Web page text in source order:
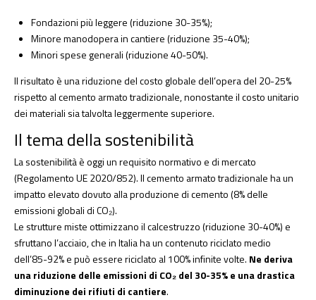
Fondazioni più leggere (riduzione 30-35%);
Minore manodopera in cantiere (riduzione 35-40%);
Minori spese generali (riduzione 40-50%).
Il risultato è una riduzione del costo globale dell’opera del 20-25%
rispetto al cemento armato tradizionale, nonostante il costo unitario
dei materiali sia talvolta leggermente superiore.
Il tema della sostenibilità
La sostenibilità è oggi un requisito normativo e di mercato
(Regolamento UE 2020/852). Il cemento armato tradizionale ha un
impatto elevato dovuto alla produzione di cemento (8% delle
emissioni globali di CO₂).
Le strutture miste ottimizzano il calcestruzzo (riduzione 30-40%) e
sfruttano l’acciaio, che in Italia ha un contenuto riciclato medio
dell’85-92% e può essere riciclato al 100% infinite volte. Ne deriva
una riduzione delle emissioni di CO₂ del 30-35% e una drastica
diminuzione dei rifiuti di cantiere.